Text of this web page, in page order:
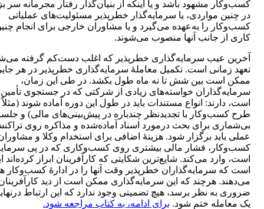
کسب‌وکار مشهود باشد و یا اینکه از بنیان‌گذار رفتار مجرمانه سر
در چنین مواردی، یا سرمایه‌گذار خطرپذیر مسئولیت‌های عملیاتی
کسب‌وکار را به‌عهده می‌گیرد و یا مشاوران خارجی برای انجام
کاری از جانب آنها منصوب می‌شوند.
آخرین عیب سرمایه‌گذاری خطرپذیر که اغلب دست‌کم گرفته
تعهد زمانی است. تکمیل معاملۀ سرمایه‌گذاری خطرپذیر در هر
ممکن است بین شش تا نه ماه طول بکشد. در طی این زمان،
سرمایه‌گذاران خواسته‌های زیادی از شرکتی که در جستجوی
است، دارند: انواع مستندات باید در طول این دوره آماده شوند
طرح کسب‌وکار با تجدیدنظر چندباره در پیش‌بینی‌های مالی) و
بی‌شماری برای بحث درمورد اسناد آماده‌شده و مذاکره روی
عملی باید برگزار شود. هزینۀ اضافی برای استخدام وکلا و
کسب‌وکار، فشار مالی بیشتری روی کسب‌وکاری که در پی
است، وارد می‌کند. شایع‌ترین شکایتی که کارآفرینان ابراز کرده‌اند
است که سرمایه‌گذاران خطرپذیر وقت آنها را در ادارۀ کسب‌وکار
می‌دهند. هرچند که این سرمایه‌گذاری ممکن است از دید
ضروری به نظر برسد، هیچ تضمینی وجود ندارد که این ارتباط
یک معامله ختم شود. برای ادامه، به کتاب مراجعه شود.